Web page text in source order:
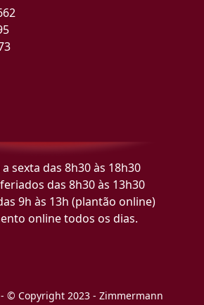
sexta das 8h30 às 18h30
das 8h30 às 13h30
9h às 13h (plantão online)
online todos os dias.
- © Copyright 2023 - Zimmermann